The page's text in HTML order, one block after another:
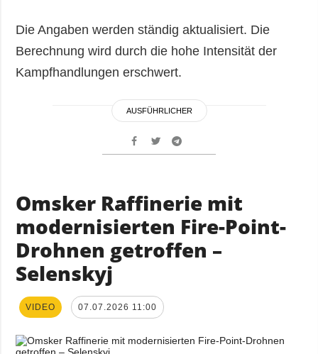
Die Angaben werden ständig aktualisiert. Die
Berechnung wird durch die hohe Intensität der
Kampfhandlungen erschwert.
AUSFÜHRLICHER
Omsker Raffinerie mit
modernisierten Fire-Point-
Drohnen getroffen –
Selenskyj
VIDEO 07.07.2026 11:00